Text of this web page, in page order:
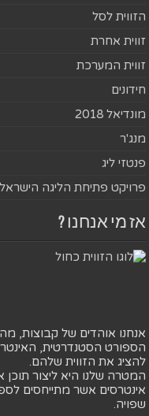
הזווית לסל
זווית אחרת
זווית המערכת
חידונים
מונדיאל 2018
מנג'ר
פנטזי ליג
פרויקט פתיחת הליגה
אז מי אנחנו ?
אנחנו אוהדים של קבוצות,
הספורט הסטנדרטית,
להציג את הזווית שלהם.
המטרה שלנו היא ליצור תוכן
אינטרסים אשר מתייחסים
שפויה.